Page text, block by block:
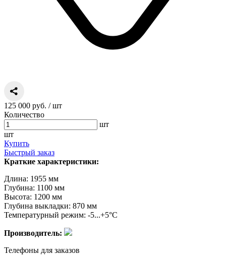
125 000 руб. / шт
Количество
шт
шт
Купить
Быстрый заказ
Краткие характеристики:
Длина: 1955 мм
Глубина: 1100 мм
Высота: 1200 мм
Глубина выкладки: 870 мм
Температурный режим: -5...+5°C
Производитель:
Телефоны для заказов